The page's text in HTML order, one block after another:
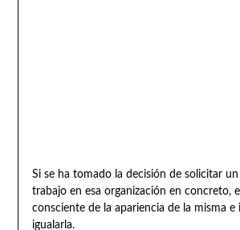
Si se ha tomado la decisión de solicitar
trabajo en esa organización en concreto,
consciente de la apariencia de la misma e
igualarla.